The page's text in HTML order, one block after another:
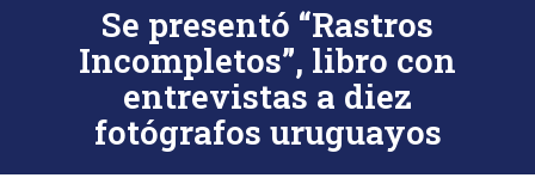
Se presentó “Rastros
Incompletos”, libro con
entrevistas a diez
fotógrafos uruguayos